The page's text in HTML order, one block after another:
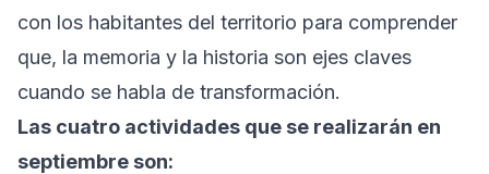
con los habitantes del territorio para comprender
que, la memoria y la historia son ejes claves
cuando se habla de transformación.
Las cuatro actividades que se realizarán en
septiembre son: